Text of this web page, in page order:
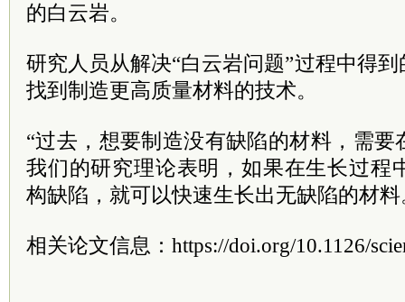
的白云岩。
研究人员从解决“白云岩问题”过程中得
找到制造更高质量材料的技术。
“过去，想要制造没有缺陷的材料，需
我们的研究理论表明，如果在生长过程
构缺陷，就可以快速生长出无缺陷的材
相关论文信息：https://doi.org/10.1126/